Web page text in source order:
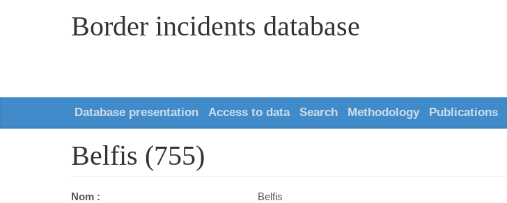
Border incidents database
Database presentation Access to data Search Methodology Publications
Belfis (755)
Nom : Belfis